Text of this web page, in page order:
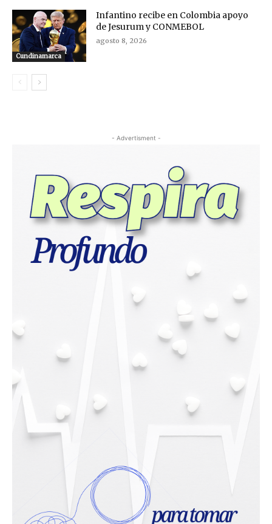
Cundinamarca
Infantino recibe en Colombia apoyo
de Jesurum y CONMEBOL
agosto 8, 2026
- Advertisment -